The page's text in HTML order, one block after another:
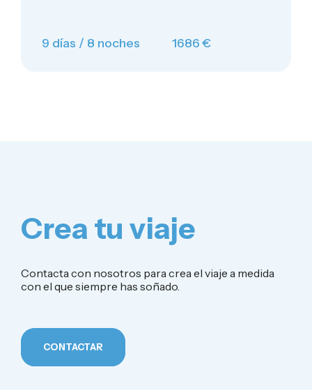
9 días / 8 noches 1686 €
Crea tu viaje
Contacta con nosotros para crea el viaje a medida
con el que siempre has soñado.
CONTACTAR